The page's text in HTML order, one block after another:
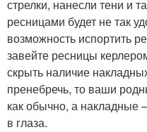
стрелки, нанесли тени и
ресницами будет не так
возможность испортить
завейте ресницы
скрыть наличие
пренебречь, то ваши
как обычно, а накладные
в глаза.